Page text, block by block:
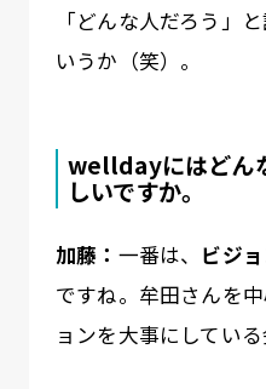
「どんな人だろう」
いうか（笑）。
welldayにはどん
しいですか。
加藤： 一番は、 ビジ
ですね。牟田さんを
ョンを大事にしている